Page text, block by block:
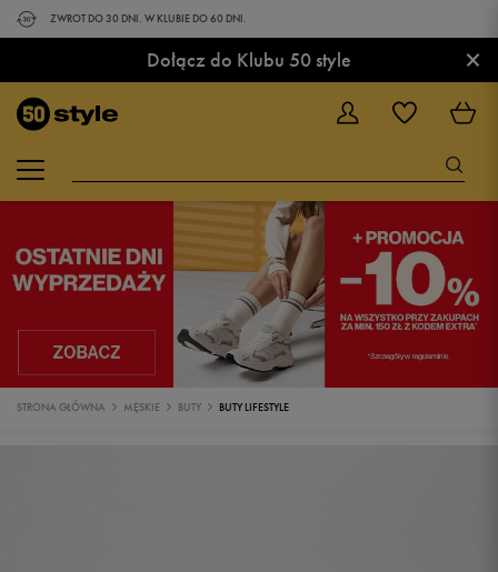
ZWROT DO 30 DNI. W KLUBIE DO 60 DNI.
Dołącz do Klubu 50 style ×
STRONA GŁÓWNA MĘSKIE BUTY BUTY LIFESTYLE